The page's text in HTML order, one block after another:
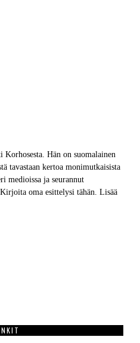
Hän on suomalainen
tavastaan kertoa monimutkaisista
medioissa ja seurannut
oma esittelysi tähän. Lisää